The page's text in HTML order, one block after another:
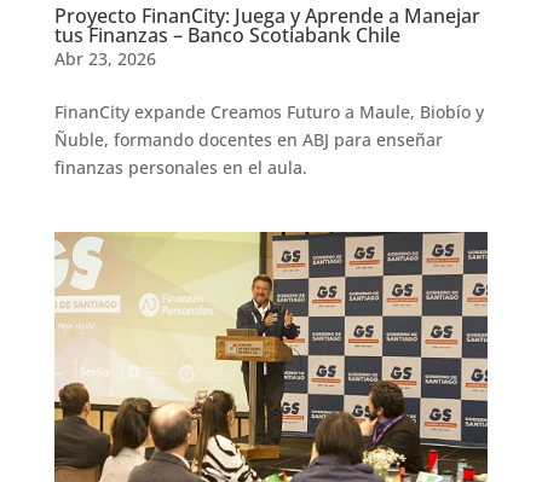
Proyecto FinanCity: Juega y Aprende a Manejar
tus Finanzas – Banco Scotiabank Chile
Abr 23, 2026
FinanCity expande Creamos Futuro a Maule, Biobío y
Ñuble, formando docentes en ABJ para enseñar
finanzas personales en el aula.